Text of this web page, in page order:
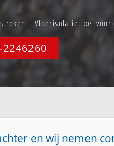
| Vloerisolatie: bel voor
en wij nemen